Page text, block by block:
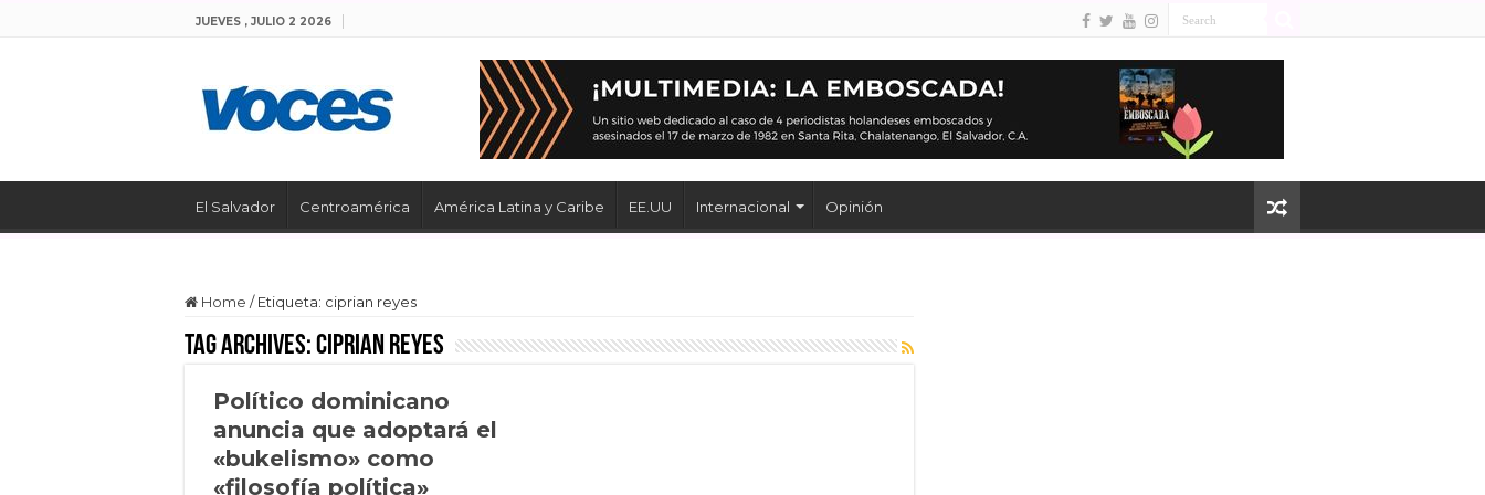
JUEVES , JULIO 2 2026
El Salvador Centroamérica América Latina y Caribe EE.UU Internacional Opinión
Home / Etiqueta: ciprian reyes
Tag Archives:ciprian reyes
Político dominicano
anuncia que adoptará el
«bukelismo» como
«filosofía política»